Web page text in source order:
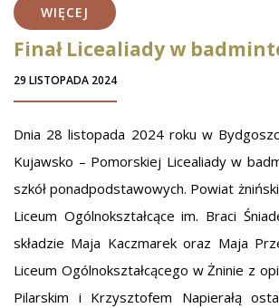
WIĘCEJ
Finał Licealiady w
29 LISTOPADA 2024
Dnia 28 listopada 2024 roku w
Kujawsko – Pomorskiej Licealiady w
szkół ponadpodstawowych. Powiat
Liceum Ogólnokształcące im. Braci
składzie Maja Kaczmarek oraz Maja
Liceum Ogólnokształcącego w Żninie z
Pilarskim i Krzysztofem Napierałą